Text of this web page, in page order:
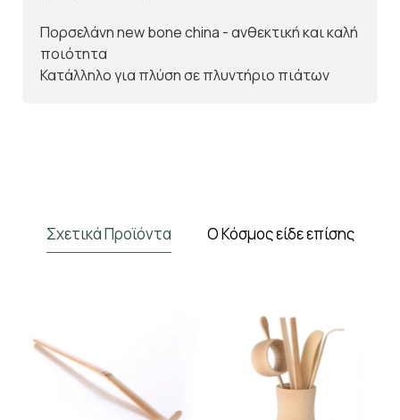
Πορσελάνη new bone china - ανθεκτική και καλή
ποιότητα
Κατάλληλο για πλύση σε πλυντήριο πιάτων
Σχετικά Προϊόντα Ο Κόσμος είδε επίσης